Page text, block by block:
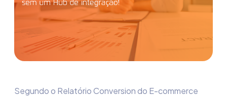
Segundo o Relatório Conversion do E-commerce